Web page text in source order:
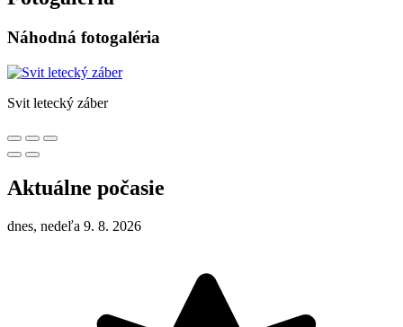
Náhodná fotogaléria
Svit letecký záber
Aktuálne počasie
dnes, nedeľa 9. 8. 2026